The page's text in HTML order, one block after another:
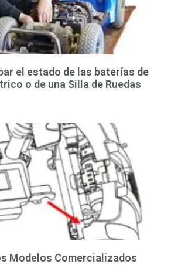
el estado de las baterías de
o de una Silla de Ruedas
Modelos Comercializados